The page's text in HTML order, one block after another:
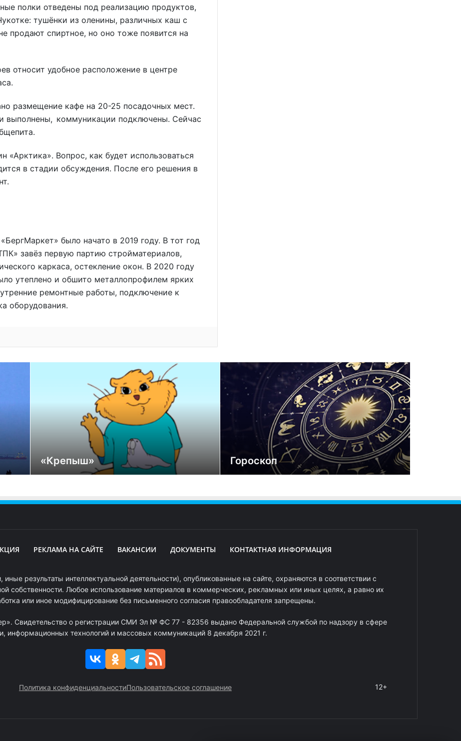
полки отведены под реализацию продуктов,
тушёнки из оленины, различных каш с
продают спиртное, но оно тоже появится на
относит удобное расположение в центре
размещение кафе на 20-25 посадочных мест.
выполнены, коммуникации подключены. Сейчас
Вопрос, как будет использоваться
в стадии обсуждения. После его решения в
было начато в 2019 году. В тот год
завёз первую партию стройматериалов,
каркаса, остекление окон. В 2020 году
утеплено и обшито металлопрофилем ярких
ремонтные работы, подключение к
оборудования.
«Крепыш» Гороскоп
РЕКЛАМА НА САЙТЕ ВАКАНСИИ ДОКУМЕНТЫ КОНТАКТНАЯ ИНФОРМАЦИЯ
результаты интеллектуальной деятельности), опубликованные на сайте, охраняются в соответствии с
собственности. Любое использование материалов в коммерческих, рекламных или иных целях, а равно их
или иное модифицирование без письменного согласия правообладателя запрещены.
Свидетельство о регистрации СМИ Эл № ФС 77 - 82356 выдано Федеральной службой по надзору в сфере
информационных технологий и массовых коммуникаций 8 декабря 2021 г.
Политика конфиденциальностиПользовательское соглашение 12+